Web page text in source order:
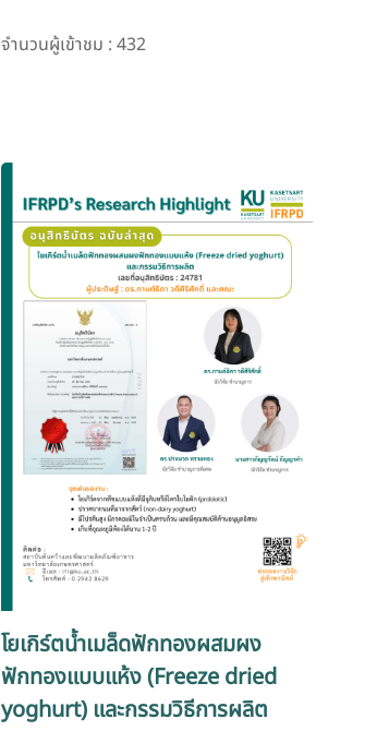
จำนวนผู้เข้าชม : 432
โยเกิร์ตน้ำเมล็ดฟักทองผสมผง
ฟักทองแบบแห้ง (Freeze dried
yoghurt) และกรรมวิธีการผลิต